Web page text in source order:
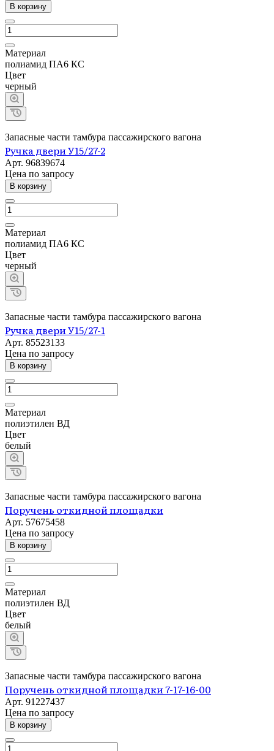
В корзину
Материал
полиамид ПА6 КС
Цвет
черный
Запасные части тамбура пассажирского вагона
Ручка двери У15/27-2
Арт. 96839674
Цена по запросу
В корзину
Материал
полиамид ПА6 КС
Цвет
черный
Запасные части тамбура пассажирского вагона
Ручка двери У15/27-1
Арт. 85523133
Цена по запросу
В корзину
Материал
полиэтилен ВД
Цвет
белый
Запасные части тамбура пассажирского вагона
Поручень откидной площадки
Арт. 57675458
Цена по запросу
В корзину
Материал
полиэтилен ВД
Цвет
белый
Запасные части тамбура пассажирского вагона
Поручень откидной площадки 7-17-16-00
Арт. 91227437
Цена по запросу
В корзину